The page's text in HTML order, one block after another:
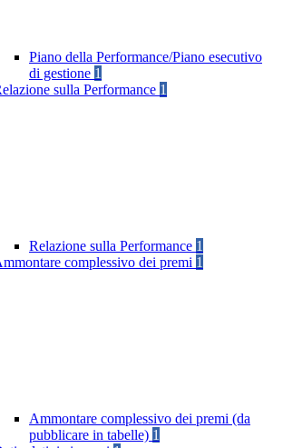
Piano della Performance/Piano esecutivo
di gestione 1
sulla Performance 1
Relazione sulla Performance 1
complessivo dei premi 1
Ammontare complessivo dei premi (da
pubblicare in tabelle) 1